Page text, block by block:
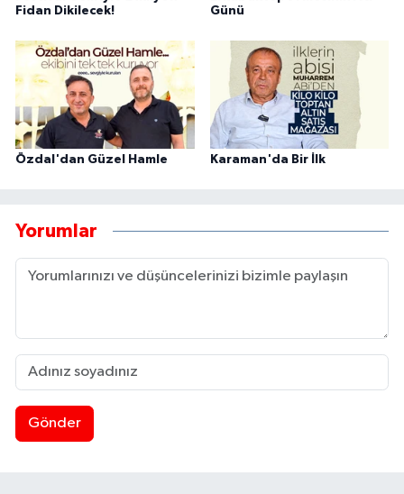
Fidan Dikilecek!
Günü
Özdal'dan Güzel Hamle Karaman'da Bir İlk
Yorumlar
Gönder